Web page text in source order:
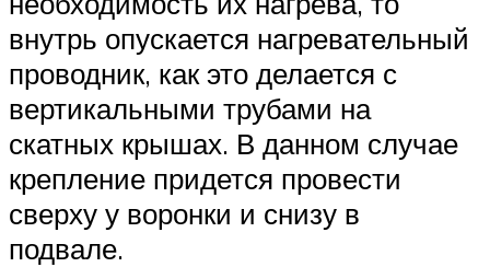
внутрь опускается нагревательный
проводник, как это делается с
вертикальными трубами на
скатных крышах. В данном случае
крепление придется провести
сверху у воронки и снизу в
подвале.